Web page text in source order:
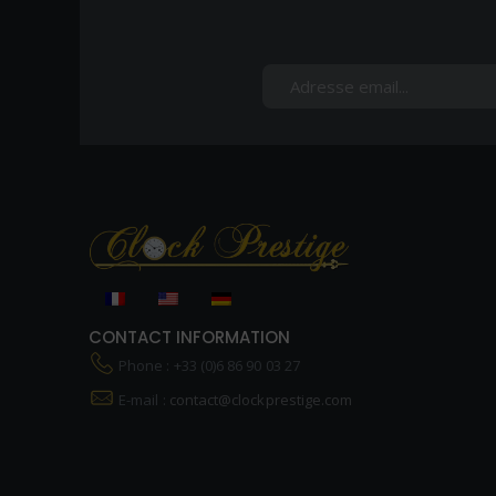
CONTACT INFORMATION
Phone : +33 (0)6 86 90 03 27
E-mail : contact@clockprestige.com